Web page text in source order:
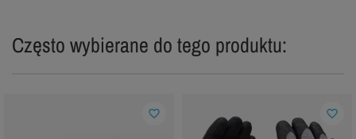
Często wybierane do tego produktu:
favorite_border favorite_border